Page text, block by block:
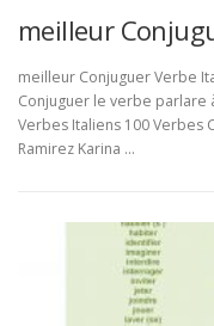
meilleur
meilleur Conjuguer Verbe
Conjuguer le verbe parlare
Verbes Italiens 100 Verbes
Ramirez Karina …